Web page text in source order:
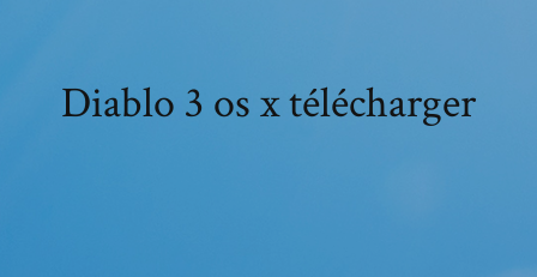
Diablo 3 os x télécharger